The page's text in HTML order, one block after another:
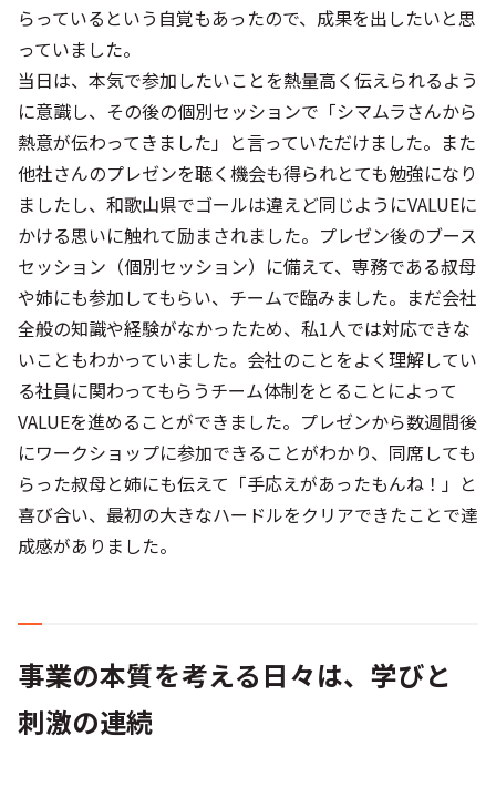
らっているという自覚もあったので、成果を出したいと思
っていました。
当日は、本気で参加したいことを熱量高く伝えられるよう
に意識し、その後の個別セッションで「シマムラさんから
熱意が伝わってきました」と言っていただけました。また
他社さんのプレゼンを聴く機会も得られとても勉強になり
ましたし、和歌山県でゴールは違えど同じようにVALUEに
かける思いに触れて励まされました。プレゼン後のブース
セッション（個別セッション）に備えて、専務である叔母
や姉にも参加してもらい、チームで臨みました。まだ会社
全般の知識や経験がなかったため、私1人では対応できな
いこともわかっていました。会社のことをよく理解してい
る社員に関わってもらうチーム体制をとることによって
VALUEを進めることができました。プレゼンから数週間後
にワークショップに参加できることがわかり、同席しても
らった叔母と姉にも伝えて「手応えがあったもんね！」と
喜び合い、最初の大きなハードルをクリアできたことで達
成感がありました。
事業の本質を考える日々は、学びと
刺激の連続